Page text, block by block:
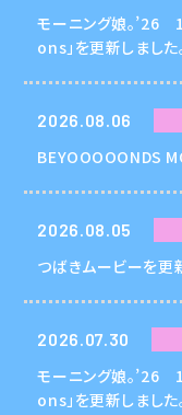
モーニング娘。’26
ons」を更新しました
2026.08.06
BEYOOOOONDS
2026.08.05
つばきムービーを更
2026.07.30
モーニング娘。’26
ons」を更新しました